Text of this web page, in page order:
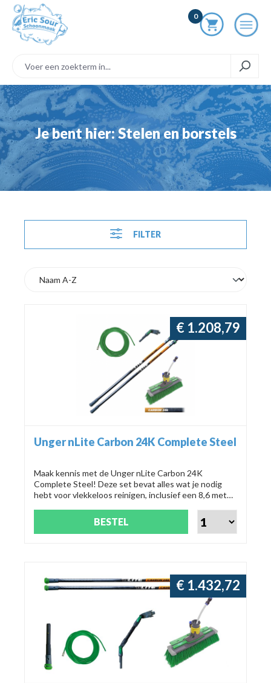
0
Je bent hier: Stelen en borstels
FILTER
Unger nLite Carbon 24K Complete Steel
Maak kennis met de Unger nLite Carbon 24K
Complete Steel! Deze set bevat alles wat je nodig
hebt voor vlekkeloos reinigen, inclusief een 8,6 meter
innovatieve Power Borstel Swivel. Met precisie en
gemak naar een glanzend resultaat! 🌟
€ 1.208,79
BESTEL
€ 1.432,72